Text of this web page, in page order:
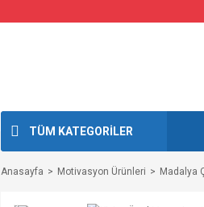
TÜM KATEGORİLER
Anasayfa Motivasyon Ürünleri Madalya